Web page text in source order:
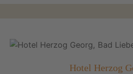
Hotel Herzog